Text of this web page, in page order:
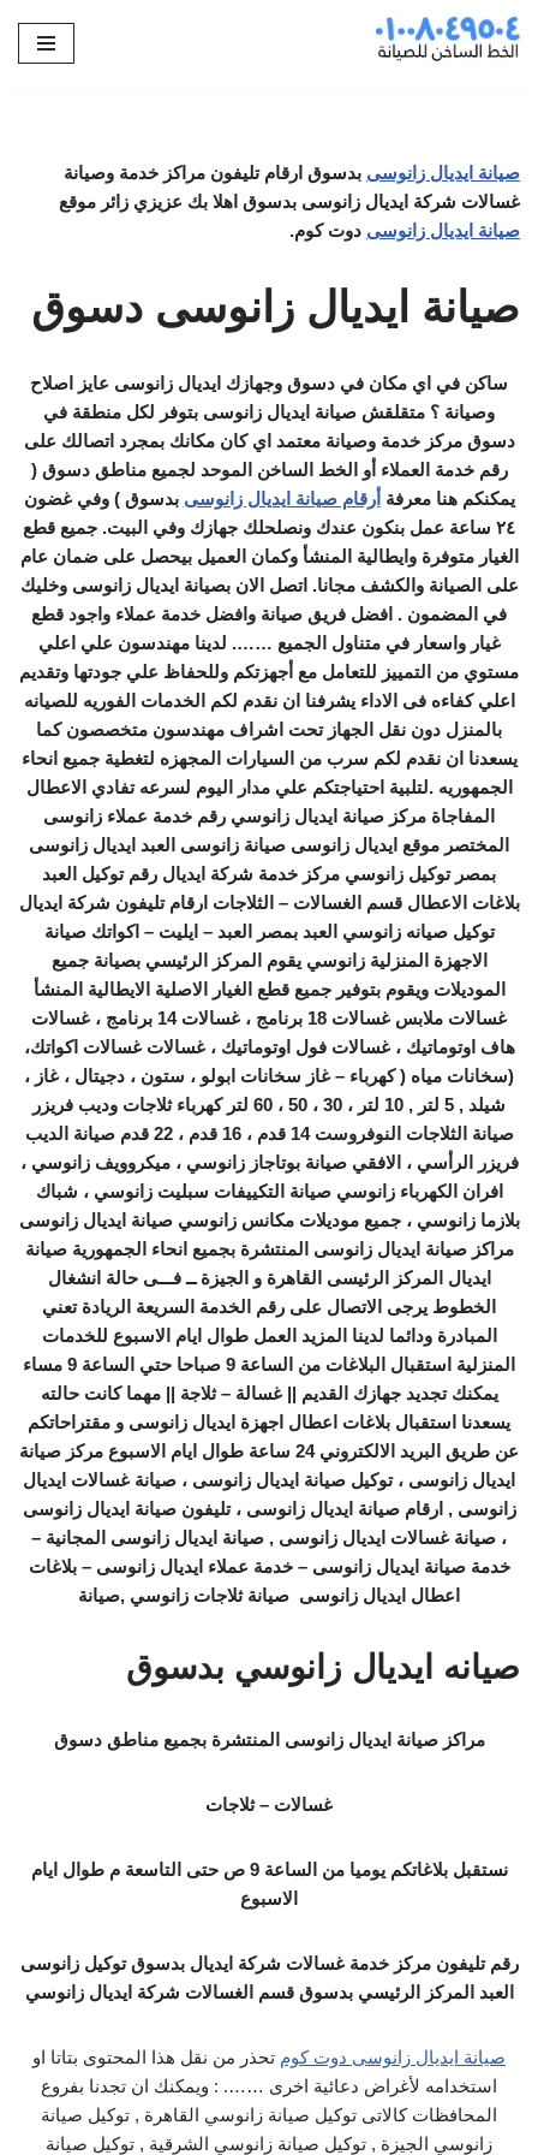
تخطى
صيانة ايديال زانوسى بدسوق ارقام تليفون مراكز خدمة وصيانة
غسالات شركة ايديال زانوسى بدسوق اهلا بك عزيزي زائر موقع
صيانة ايديال زانوسى دوت كوم.
صيانة ايديال زانوسى دسوق
ساكن في اي مكان في دسوق وجهازك ايديال زانوسى عايز اصلاح
وصيانة ؟ متقلقش صيانة ايديال زانوسى بتوفر لكل منطقة في
دسوق مركز خدمة وصيانة معتمد اي كان مكانك بمجرد اتصالك على
رقم خدمة العملاء أو الخط الساخن الموحد لجميع مناطق دسوق (
يمكنكم هنا معرفة أرقام صيانة ايديال زانوسى بدسوق ) وفي غضون
٢٤ ساعة عمل بنكون عندك ونصلحلك جهازك وفي البيت. جميع قطع
الغيار متوفرة وايطالية المنشأ وكمان العميل بيحصل على ضمان عام
على الصيانة والكشف مجانا. اتصل الان بصيانة ايديال زانوسى وخليك
في المضمون . افضل فريق صيانة وافضل خدمة عملاء واجود قطع
غيار واسعار في متناول الجميع ……. لدينا مهندسون علي اعلي
مستوي من التمييز للتعامل مع أجهزتكم وللحفاظ علي جودتها وتقديم
اعلي كفاءه فى الاداء يشرفنا ان نقدم لكم الخدمات الفوريه للصيانه
بالمنزل دون نقل الجهاز تحت اشراف مهندسون متخصصون كما
يسعدنا ان نقدم لكم سرب من السيارات المجهزه لتغطية جميع انحاء
الجمهوريه .لتلبية احتياجتكم علي مدار اليوم لسرعه تفادي الاعطال
المفاجاة مركز صيانة ايديال زانوسي رقم خدمة عملاء زانوسى
المختصر موقع ايديال زانوسى صيانة زانوسى العبد ايديال زانوسى
بمصر توكيل زانوسي مركز خدمة شركة ايديال رقم توكيل العبد
بلاغات الاعطال قسم الغسالات – الثلاجات ارقام تليفون شركة ايديال
توكيل صيانه زانوسي العبد بمصر العبد – ايليت – اكواتك صيانة
الاجهزة المنزلية زانوسي يقوم المركز الرئيسي بصيانة جميع
الموديلات ويقوم بتوفير جميع قطع الغيار الاصلية الايطالية المنشأ
غسالات ملابس غسالات 18 برنامج ، غسالات 14 برنامج ، غسالات
هاف اوتوماتيك ، غسالات فول اوتوماتيك ، غسالات غسالات اكواتك،
(سخانات مياه ( كهرباء – غاز سخانات ابولو ، ستون ، دجيتال ، غاز ،
شيلد , 5 لتر , 10 لتر ، 30 ، 50 ، 60 لتر كهرباء ثلاجات وديب فريزر
صيانة الثلاجات النوفروست 14 قدم ، 16 قدم ، 22 قدم صيانة الديب
فريزر الرأسي ، الافقي صيانة بوتاجاز زانوسي ، ميكروويف زانوسي ،
افران الكهرباء زانوسي صيانة التكييفات سبليت زانوسي ، شباك
بلازما زانوسي ، جميع موديلات مكانس زانوسي صيانة ايديال زانوسى
مراكز صيانة ايديال زانوسى المنتشرة بجميع انحاء الجمهورية صيانة
ايديال المركز الرئيسى القاهرة و الجيزة ــ فـــى حالة انشغال
الخطوط يرجى الاتصال على رقم الخدمة السريعة الريادة تعني
المبادرة ودائما لدينا المزيد العمل طوال ايام الاسبوع للخدمات
المنزلية استقبال البلاغات من الساعة 9 صباحا حتي الساعة 9 مساء
يمكنك تجديد جهازك القديم || غسالة – ثلاجة || مهما كانت حالته
يسعدنا استقبال بلاغات اعطال اجهزة ايديال زانوسى و مقتراحاتكم
عن طريق البريد الالكتروني 24 ساعة طوال ايام الاسبوع مركز صيانة
ايديال زانوسى ، توكيل صيانة ايديال زانوسى ، صيانة غسالات ايديال
زانوسى , ارقام صيانة ايديال زانوسى ، تليفون صيانة ايديال زانوسى
، صيانة غسالات ايديال زانوسى , صيانة ايديال زانوسى المجانية –
خدمة صيانة ايديال زانوسى – خدمة عملاء ايديال زانوسى – بلاغات
اعطال ايديال زانوسى ​ ​صيانة ثلاجات زانوسي ,صيانة
صيانه ايديال زانوسي بدسوق
مراكز صيانة ايديال زانوسى المنتشرة بجميع مناطق دسوق
غسالات – ثلاجات
نستقبل بلاغاتكم يوميا من الساعة 9 ص حتى التاسعة م طوال ايام
الاسبوع
رقم تليفون مركز خدمة غسالات شركة ايديال بدسوق توكيل زانوسى
العبد المركز الرئيسي بدسوق قسم الغسالات شركة ايديال زانوسي
صيانة ايديال زانوسى دوت كوم تحذر من نقل هذا المحتوى بتاتا او
استخدامه لأغراض دعائية اخرى ……. : ويمكنك ان تجدنا بفروع
المحافظات كالاتى توكيل صيانة زانوسي القاهرة , توكيل صيانة
زانوسي الجيزة , توكيل صيانة زانوسي الشرقية , توكيل صيانة